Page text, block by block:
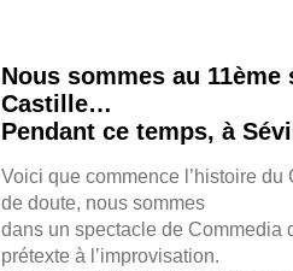
Nous sommes au
Castille…
Pendant ce temps, à
Voici que commence l’histoire
de doute, nous sommes
dans un spectacle de Commedia
prétexte à l’improvisation.